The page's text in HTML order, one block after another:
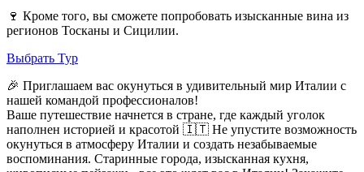
🍷 Кроме того, вы сможете попробовать изысканные вина из
регионов Тосканы и Сицилии.
Выбрать Тур
🎉 Приглашаем вас окунуться в удивительный мир Италии с
нашей командой профессионалов!
Ваше путешествие начнется в стране, где каждый уголок
наполнен историей и красотой 🇮🇹 Не упустите возможность
окунуться в атмосферу Италии и создать незабываемые
воспоминания. Старинные города, изысканная кухня,